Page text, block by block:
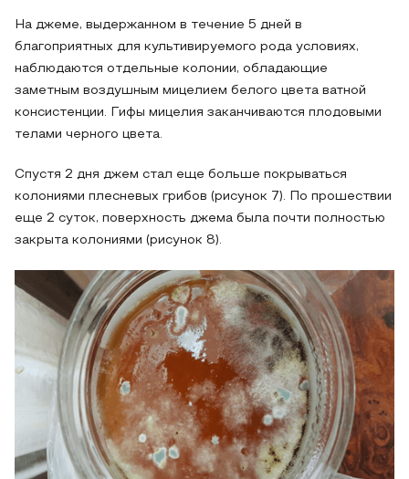
На джеме, выдержанном в течение 5 дней в
благоприятных для культивируемого рода условиях,
наблюдаются отдельные колонии, обладающие
заметным воздушным мицелием белого цвета ватной
консистенции. Гифы мицелия заканчиваются плодовыми
телами черного цвета.
Спустя 2 дня джем стал еще больше покрываться
колониями плесневых грибов (рисунок 7). По прошествии
еще 2 суток, поверхность джема была почти полностью
закрыта колониями (рисунок 8).